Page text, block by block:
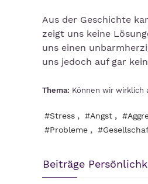
Aus der Geschichte
zeigt uns keine
uns einen
uns jedoch auf gar
Thema: Können wir wirklich
#Stress , #Angst ,
#Probleme ,
Beiträge